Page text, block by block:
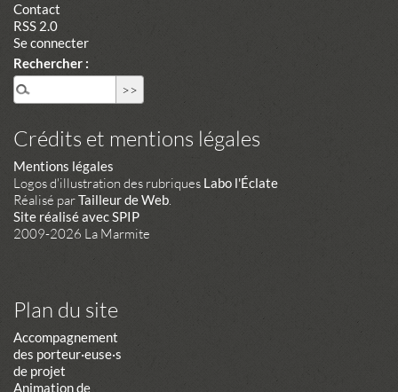
Contact
RSS 2.0
Se connecter
Rechercher :
Crédits et mentions légales
Mentions légales
Logos d'illustration des rubriques Labo l'Éclate
Réalisé parTailleur de Web.
Site réalisé avec SPIP
2009-2026 La Marmite
Plan du site
Accompagnement
des porteur·euse·s
de projet
Animation de